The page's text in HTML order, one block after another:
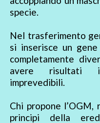
specie.
Nel trasferimento
si inserisce un
completamente
avere risultati
imprevedibili.
Chi propone
principi della